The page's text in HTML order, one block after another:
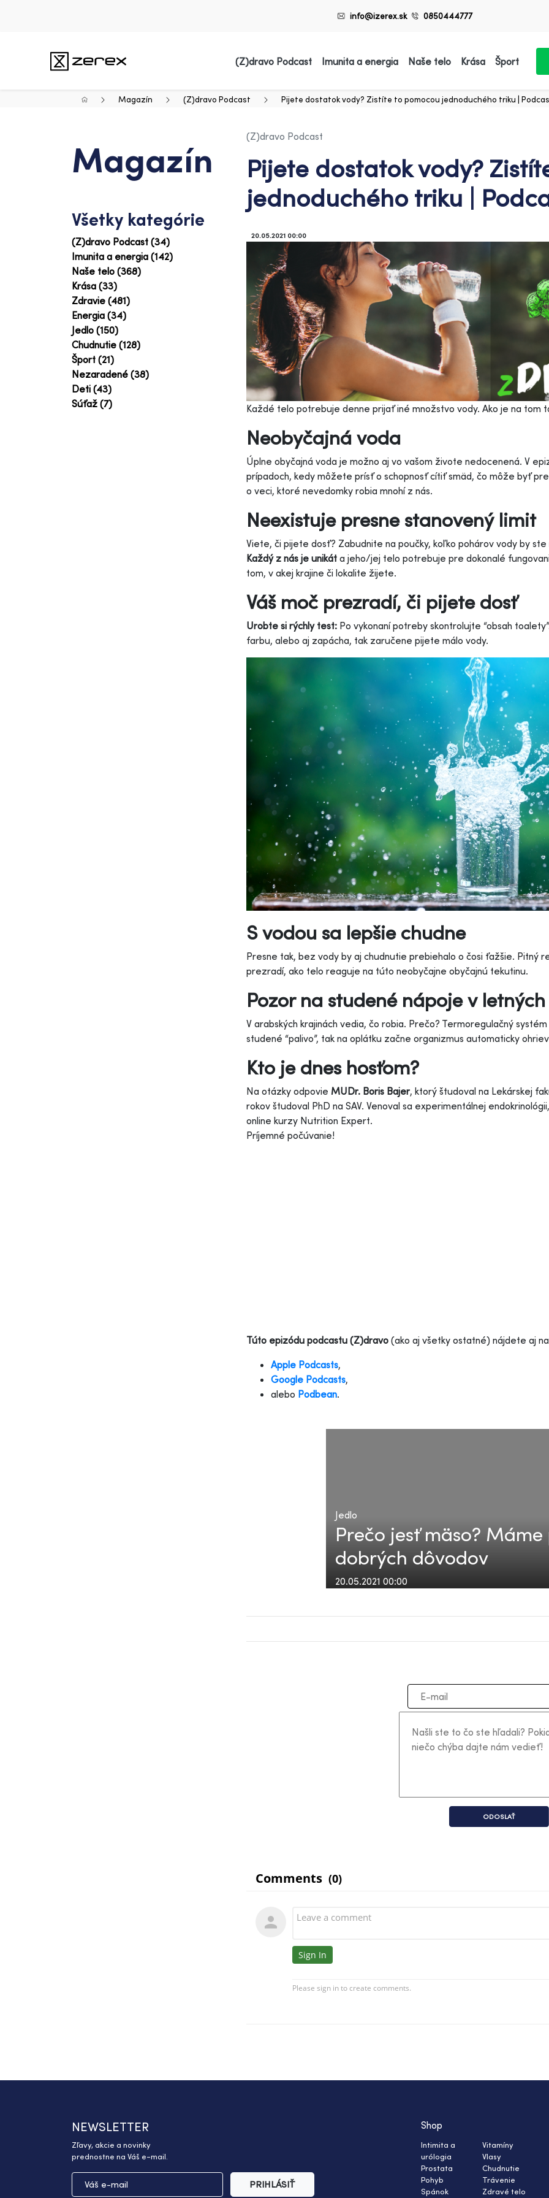
info@izerex.sk 0850444777
(Z)dravo Podcast Imunita a energia Naše telo Krása Šport
Magazín (Z)dravo Podcast Pijete dostatok vody? Zistíte to pomocou jednoduchého triku |
Magazín
Všetky kategórie
(Z)dravo Podcast (34)
Imunita a energia (142)
Naše telo (368)
Krása (33)
Zdravie (481)
Energia (34)
Jedlo (150)
Chudnutie (128)
Šport (21)
Nezaradené (38)
Deti (43)
Súťaž (7)
(Z)dravo Podcast
Pijete dostatok vody?
jednoduchého triku |
20.05.2021 00:00
Každé telo potrebuje denne prijať iné množstvo vody. Ako je na tom
Neobyčajná voda
Úplne obyčajná voda je možno aj vo vašom živote nedocenená. V
prípadoch, kedy môžete prísť o schopnosť cítiť smäd, čo môže byť
o veci, ktoré nevedomky robia mnohí z nás.
Neexistuje presne stanovený limit
Viete, či pijete dosť? Zabudnite na poučky, koľko pohárov vody by
Každý z nás je unikát a jeho/jej telo potrebuje pre dokonalé
tom, v akej krajine či lokalite žijete.
Váš moč prezradí, či pijete dosť
Urobte si rýchly test: Po vykonaní potreby skontrolujte “obsah
farbu, alebo aj zapácha, tak zaručene pijete málo vody.
S vodou sa lepšie chudne
Presne tak, bez vody by aj chudnutie prebiehalo o čosi ťažšie. Pitný
prezradí, ako telo reaguje na túto neobyčajne obyčajnú tekutinu.
Pozor na studené nápoje v
V arabských krajinách vedia, čo robia. Prečo? Termoregulačný
studené “palivo”, tak na oplátku začne organizmus automaticky
Kto je dnes hosťom?
Na otázky odpovie MUDr. Boris Bajer, ktorý študoval na Lekárskej
rokov študoval PhD na SAV. Venoval sa experimentálnej
online kurzy Nutrition Expert.
Príjemné počúvanie!
Túto epizódu podcastu (Z)dravo (ako aj všetky ostatné) nájdete aj
Apple Podcasts,
Google Podcasts,
alebo Podbean.
Jedlo
Prečo jesť mäso? Máme
dobrých dôvodov
20.05.2021 00:00
ODOSLAŤ
NEWSLETTER
Zľavy, akcie a novinky
prednostne na Váš e-mail.
PRIHLÁSIŤ
Shop
Intimita a
urólogia
Prostata
Pohyb
Spánok
Vitamíny
Vlasy
Chudnutie
Trávenie
Zdravé telo